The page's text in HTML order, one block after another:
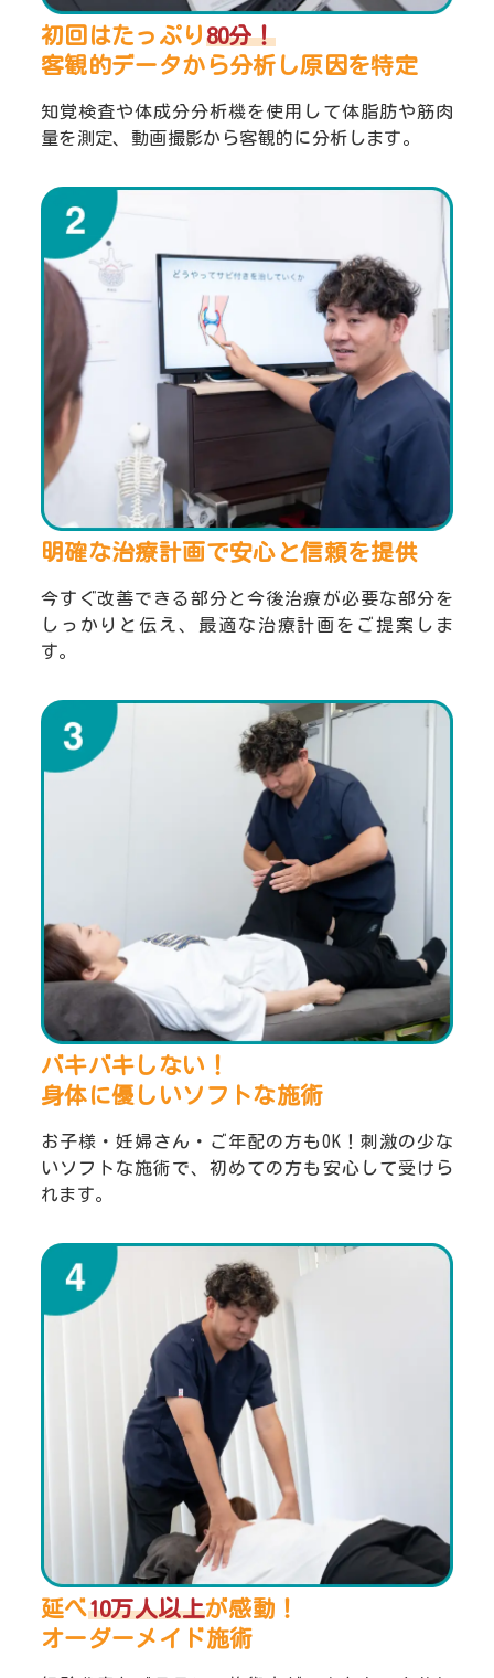
初回はたっぷり 80分！
客観的データから分析し原因を特定
知覚検査や体成分分析機を使用して体脂肪や筋肉
量を測定、動画撮影から客観的に分析します。
明確な治療計画で安心と信頼を提供
今すぐ改善できる部分と今後治療が必要な部分を
しっかりと伝え、最適な治療計画をご提案しま
す。
バキバキしない！
身体に優しいソフトな施術
お子様・妊婦さん・ご年配の方もOK！刺激の少な
いソフトな施術で、初めての方も安心して受けら
れます。
延べ10万人以上が感動！
オーダーメイド施術